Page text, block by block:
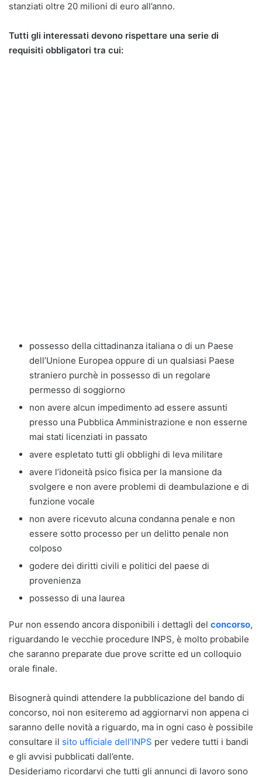
stanziati oltre 20 milioni di euro all’anno.
Tutti gli interessati devono rispettare una serie di
requisiti obbligatori tra cui:
possesso della cittadinanza italiana o di un Paese
dell’Unione Europea oppure di un qualsiasi Paese
straniero purchè in possesso di un regolare
permesso di soggiorno
non avere alcun impedimento ad essere assunti
presso una Pubblica Amministrazione e non esserne
mai stati licenziati in passato
avere espletato tutti gli obblighi di leva militare
avere l’idoneità psico fisica per la mansione da
svolgere e non avere problemi di deambulazione e di
funzione vocale
non avere ricevuto alcuna condanna penale e non
essere sotto processo per un delitto penale non
colposo
godere dei diritti civili e politici del paese di
provenienza
possesso di una laurea
Pur non essendo ancora disponibili i dettagli del concorso,
riguardando le vecchie procedure INPS, è molto probabile
che saranno preparate due prove scritte ed un colloquio
orale finale.
Bisognerà quindi attendere la pubblicazione del bando di
concorso, noi non esiteremo ad aggiornarvi non appena ci
saranno delle novità a riguardo, ma in ogni caso è possibile
consultare il sito ufficiale dell’INPS per vedere tutti i bandi
e gli avvisi pubblicati dall’ente.
Desideriamo ricordarvi che tutti gli annunci di lavoro sono